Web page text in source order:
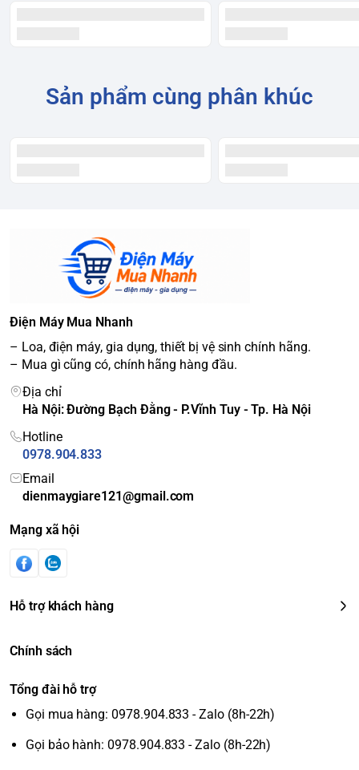
Sản phẩm cùng phân khúc
Điện Máy Mua Nhanh
– Loa, điện máy, gia dụng, thiết bị vệ sinh chính hãng.
– Mua gì cũng có, chính hãng hàng đầu.
Địa chỉ
Hà Nội: Đường Bạch Đằng - P.Vĩnh Tuy - Tp. Hà Nội
Hotline
0978.904.833
Email
dienmaygiare121@gmail.com
Mạng xã hội
Hỗ trợ khách hàng
Chính sách
Tổng đài hỗ trợ
Gọi mua hàng: 0978.904.833 - Zalo (8h-22h)
Gọi bảo hành: 0978.904.833 - Zalo (8h-22h)